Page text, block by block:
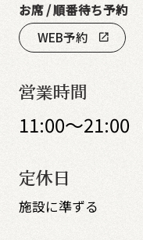
お席 / 順番待ち予約
WEB予約
open_in_new
営業時間
11:00～21:00
定休日
施設に準ずる